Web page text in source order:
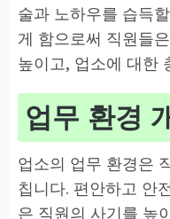
술과 노하우를 습득
게 함으로써 직원들
높이고, 업소에 대한
업무 환경
업소의 업무 환경은
칩니다. 편안하고 안
은 직원의 사기를 높